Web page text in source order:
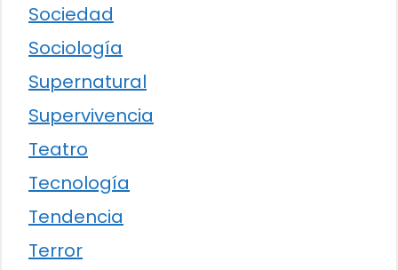
Sociedad
Sociología
Supernatural
Supervivencia
Teatro
Tecnología
Tendencia
Terror